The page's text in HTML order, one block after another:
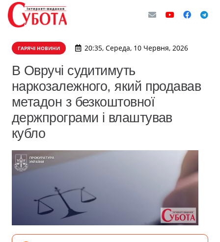
ГАРЯЧІ НОВИНИ 20:35, Середа, 10 Червня, 2026
В Овручі судитимуть
наркозалежного, який продавав
метадон з безкоштовної
держпрограми і влаштував
кубло